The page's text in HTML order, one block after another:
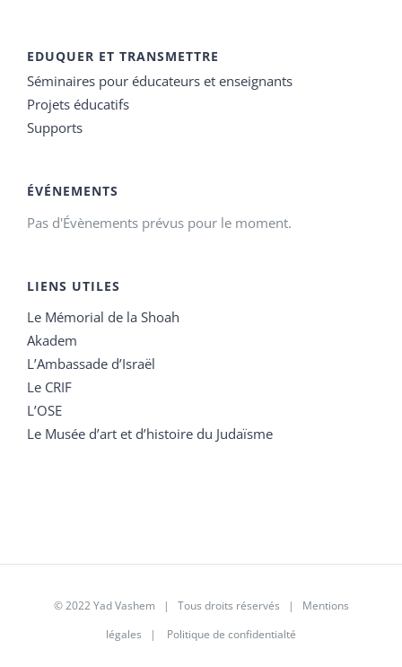
EDUQUER ET TRANSMETTRE
Séminaires pour éducateurs et enseignants
Projets éducatifs
Supports
ÉVÉNEMENTS
Pas d'Évènements prévus pour le moment.
LIENS UTILES
Le Mémorial de la Shoah
Akadem
L’Ambassade d’Israël
Le CRIF
L’OSE
Le Musée d’art et d’histoire du Judaïsme
© 2022 Yad Vashem | Tous droits réservés | Mentions
légales | Politique de confidentialté